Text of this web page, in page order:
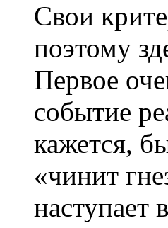
Свои
поэтому
Первое
событие
кажется,
«чинит